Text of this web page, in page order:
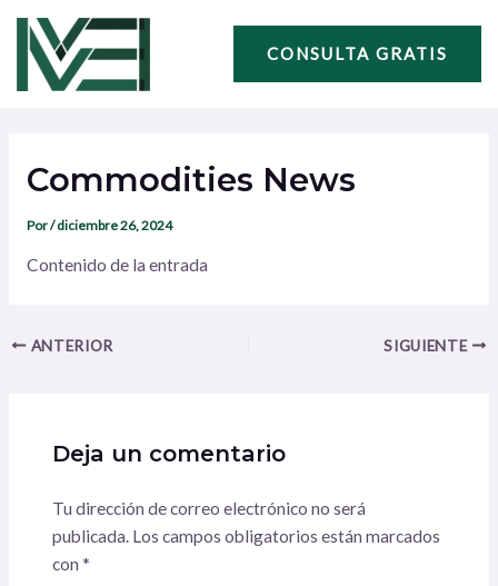
contenido
CONSULTA GRATIS
Commodities News
Por/diciembre 26, 2024
Contenido de la entrada
entradas
ANTERIOR SIGUIENTE
Deja un comentario
Tu dirección de correo electrónico no será
publicada. Los campos obligatorios están marcados
con *